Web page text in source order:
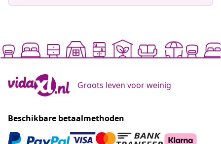
Groots leven voor weinig
Beschikbare betaalmethoden